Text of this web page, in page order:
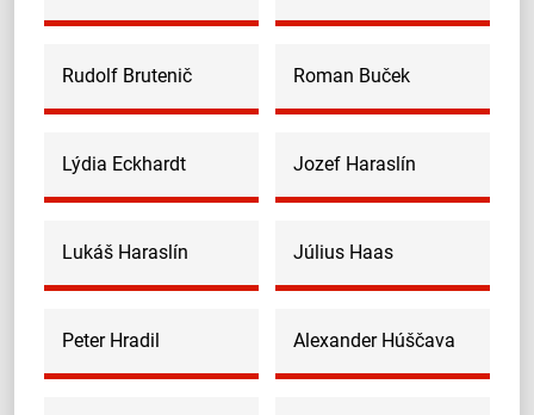
Rudolf Brutenič Roman Buček
Lýdia Eckhardt Jozef Haraslín
Lukáš Haraslín Július Haas
Peter Hradil Alexander Húščava